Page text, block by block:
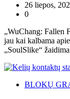
26 liepos,
0
„WuChang: Fallen
jau kai kalbama
„SoulSlike“
BLOKŲ